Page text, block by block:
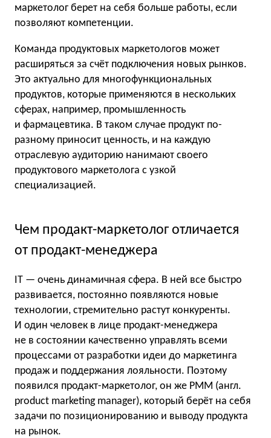
маркетолог берет на себя больше работы, если
позволяют компетенции.
Команда продуктовых маркетологов может
расширяться за счёт подключения новых рынков.
Это актуально для многофункциональных
продуктов, которые применяются в нескольких
сферах, например, промышленность
и фармацевтика. В таком случае продукт по-
разному приносит ценность, и на каждую
отраслевую аудиторию нанимают своего
продуктового маркетолога с узкой
специализацией.
Чем продакт-маркетолог отличается
от продакт-менеджера
IT — очень динамичная сфера. В ней все быстро
развивается, постоянно появляются новые
технологии, стремительно растут конкуренты.
И один человек в лице продакт-менеджера
не в состоянии качественно управлять всеми
процессами от разработки идеи до маркетинга
продаж и поддержания лояльности. Поэтому
появился продакт-маркетолог, он же PMM (англ.
product marketing manager), который берёт на себя
задачи по позиционированию и выводу продукта
на рынок.